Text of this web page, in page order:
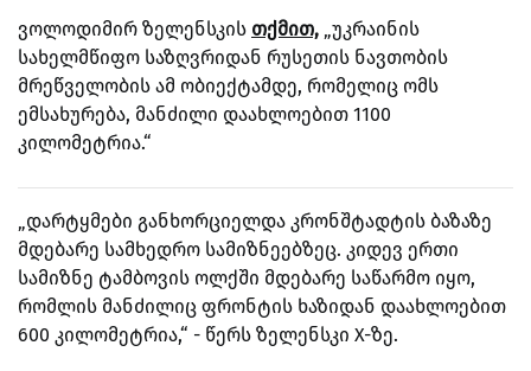
ვოლოდიმირ ზელენსკის თქმით, „უკრაინის
სახელმწიფო საზღვრიდან რუსეთის ნავთობის
მრეწველობის ამ ობიექტამდე, რომელიც ომს
ემსახურება, მანძილი დაახლოებით 1100
კილომეტრია.“
„დარტყმები განხორციელდა კრონშტადტის ბაზაზე
მდებარე სამხედრო სამიზნეებზეც. კიდევ ერთი
სამიზნე ტამბოვის ოლქში მდებარე საწარმო იყო,
რომლის მანძილიც ფრონტის ხაზიდან დაახლოებით
600 კილომეტრია,“ - წერს ზელენსკი X-ზე.